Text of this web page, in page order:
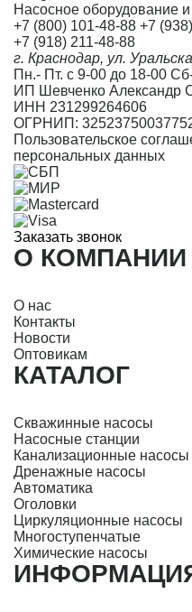
Насосное оборудование
+7 (800) 101-48-88 +7
+7 (918) 211-48-88
г. Краснодар, ул.
Пн.- Пт. с 9-00 до 18-00
ИП Шевченко Александр
ИНН 231299264606
ОГРНИП:
Пользовательское
персональных данных
Заказать звонок
О КОМПАНИИ
О нас
Контакты
Новости
Оптовикам
КАТАЛОГ
Скважинные насосы
Насосные станции
Канализационные насосы
Дренажные насосы
Автоматика
Оголовки
Циркуляционные насосы
Многоступенчатые
Химические насосы